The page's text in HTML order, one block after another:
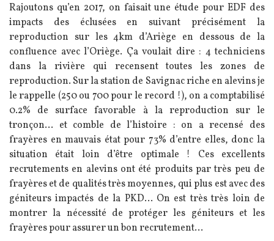
Rajoutons qu’en 2017, on faisait une étude pour EDF des
impacts des éclusées en suivant précisément la
reproduction sur les 4km d’Ariège en dessous de la
confluence avec l’Oriège. Ça voulait dire : 4 techniciens
dans la rivière qui recensent toutes les zones de
reproduction. Sur la station de Savignac riche en alevins je
le rappelle (250 ou 700 pour le record !), on a comptabilisé
0.2% de surface favorable à la reproduction sur le
tronçon… et comble de l’histoire : on a recensé des
frayères en mauvais état pour 73% d’entre elles, donc la
situation était loin d’être optimale ! Ces excellents
recrutements en alevins ont été produits par très peu de
frayères et de qualités très moyennes, qui plus est avec des
géniteurs impactés de la PKD… On est très très loin de
montrer la nécessité de protéger les géniteurs et les
frayères pour assurer un bon recrutement…